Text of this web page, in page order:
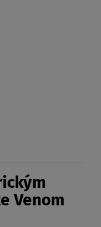
Venom